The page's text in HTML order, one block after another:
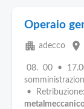
Operaio
apartment adecco place
08. 00 •
•